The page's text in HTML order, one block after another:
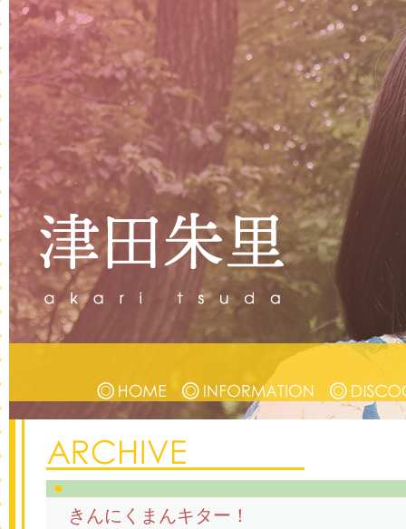
きんにくまんキター！